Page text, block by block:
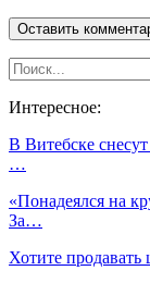
Интересное:
В Витебске
…
«Понадеялся на
За…
Хотите